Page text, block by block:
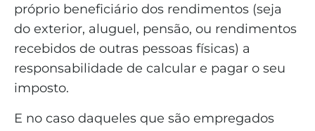
próprio beneficiário dos rendimentos (seja
do exterior, aluguel, pensão, ou rendimentos
recebidos de outras pessoas físicas) a
responsabilidade de calcular e pagar o seu
imposto.
E no caso daqueles que são empregados